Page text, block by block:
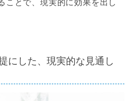
ことで、現実的に効果を出し
にした、現実的な見通し